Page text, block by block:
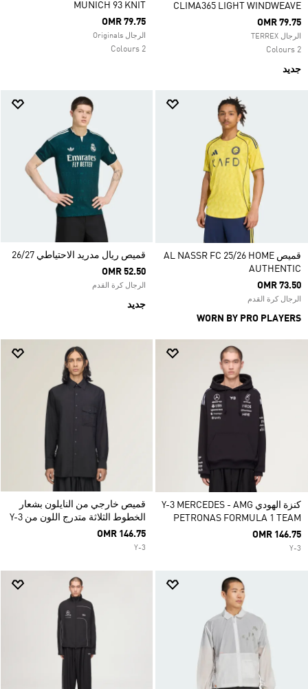
CLIMA365 LIGHT WINDWEAVE
OMR 79.75
الرجال TERREX
2 Colours
جديد
MUNICH 93 KNIT
OMR 79.75
الرجال Originals
2 Colours
قميص AL NASSR FC 25/26 HOME
AUTHENTIC
OMR 73.50
الرجال كرة القدم
WORN BY PRO PLAYERS
قميص ريال مدريد الاحتياطي 26/27
OMR 52.50
الرجال كرة القدم
جديد
كنزة الهودي Y-3 MERCEDES - AMG
PETRONAS FORMULA 1 TEAM
OMR 146.75
Y-3
قميص خارجي من النايلون بشعار
الخطوط الثلاثة متدرج اللون من Y-3
OMR 146.75
Y-3